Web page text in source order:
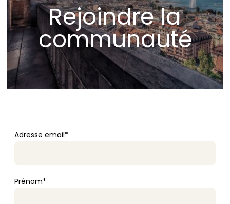
Rejoindre la
communauté
Adresse email*
Prénom*